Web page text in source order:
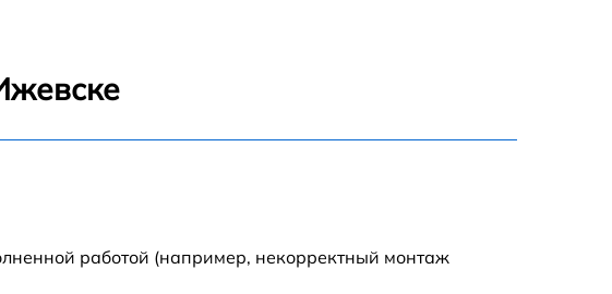
работой (например, некорректный монтаж